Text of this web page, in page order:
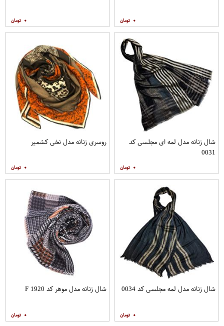
۰ ۰
شال زنانه مدل لمه ای مجلسی کد
0031
۰
روسری زنانه مدل نخی کشمیر
۰
شال زنانه مدل لمه مجلسی کد 0034
۰
شال زنانه مدل موهر کد F 1920
۰